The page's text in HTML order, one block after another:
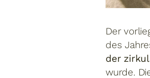
Der
des
der
wurde.